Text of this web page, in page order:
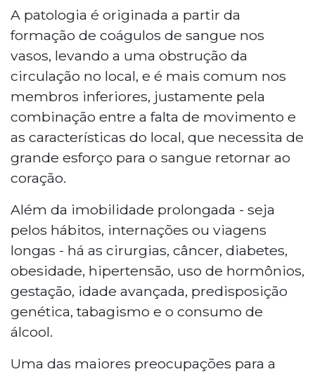
A patologia é originada a partir da
formação de coágulos de sangue nos
vasos, levando a uma obstrução da
circulação no local, e é mais comum nos
membros inferiores, justamente pela
combinação entre a falta de movimento e
as características do local, que necessita de
grande esforço para o sangue retornar ao
coração.
Além da imobilidade prolongada - seja
pelos hábitos, internações ou viagens
longas - há as cirurgias, câncer, diabetes,
obesidade, hipertensão, uso de hormônios,
gestação, idade avançada, predisposição
genética, tabagismo e o consumo de
álcool.
Uma das maiores preocupações para a